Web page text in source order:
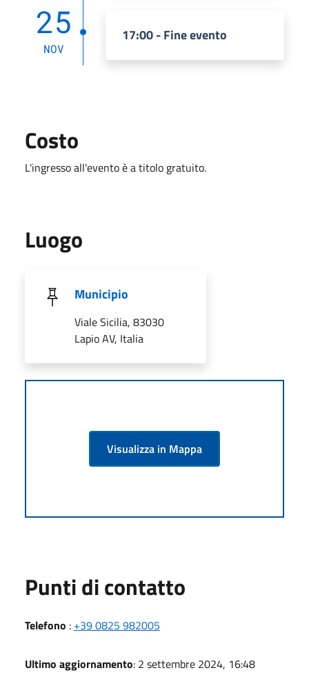
25
NOV
17:00 - Fine evento
Costo
L'ingresso all'evento è a titolo gratuito.
Luogo
Municipio
Viale Sicilia, 83030
Lapio AV, Italia
Visualizza in Mappa
Punti di contatto
Telefono : +39 0825 982005
Ultimo aggiornamento: 2 settembre 2024, 16:48